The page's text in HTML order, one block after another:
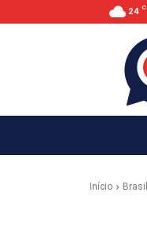
24 C
Início Brasil